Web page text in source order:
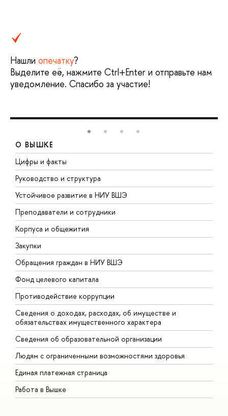
Нашли опечатку?
Выделите её, нажмите Ctrl+Enter и отправьте нам
уведомление. Спасибо за участие!
О ВЫШКЕ
Цифры и факты
Руководство и структура
Устойчивое развитие в НИУ ВШЭ
Преподаватели и сотрудники
Корпуса и общежития
Закупки
Обращения граждан в НИУ ВШЭ
Фонд целевого капитала
Противодействие коррупции
Сведения о доходах, расходах, об имуществе и
обязательствах имущественного характера
Сведения об образовательной организации
Людям с ограниченными возможностями здоровья
Единая платежная страница
Работа в Вышке